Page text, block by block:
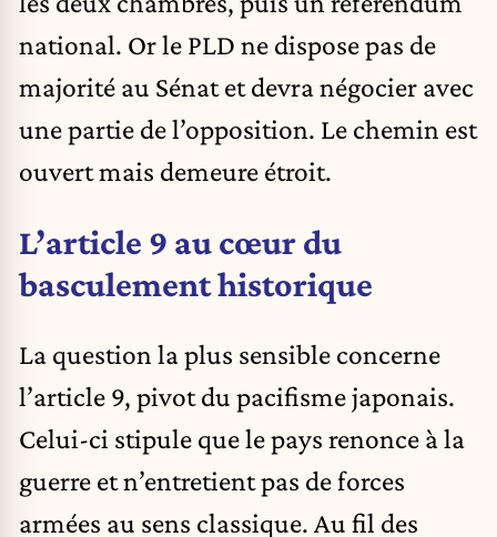
national. Or le PLD ne dispose pas de
majorité au Sénat et devra négocier avec
une partie de l’opposition. Le chemin est
ouvert mais demeure étroit.
L’article 9 au cœur du
basculement historique
La question la plus sensible concerne
l’article 9, pivot du pacifisme japonais.
Celui-ci stipule que le pays renonce à la
guerre et n’entretient pas de forces
armées au sens classique. Au fil des